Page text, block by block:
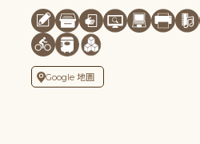
Google 地圖